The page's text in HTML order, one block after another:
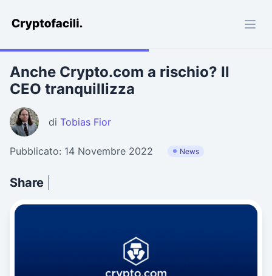
Cryptofacili.com
Anche Crypto.com a rischio? Il
CEO tranquillizza
di Tobias Fior
Pubblicato: 14 Novembre 2022 News
Share